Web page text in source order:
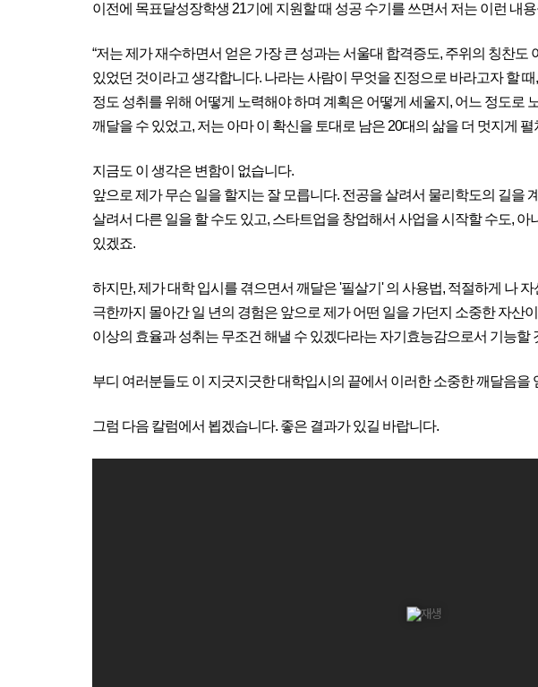
이전에 목표달성장학생 21기에 지원할 때 성공 수기를 쓰면서 저는 이런 내
“저는 제가 재수하면서 얻은 가장 큰 성과는 서울대 합격증도, 주위의 칭찬도
있었던 것이라고 생각합니다. 나라는 사람이 무엇을 진정으로 바라고자 할
정도 성취를 위해 어떻게 노력해야 하며 계획은 어떻게 세울지, 어느 정도로
깨달을 수 있었고, 저는 아마 이 확신을 토대로 남은 20대의 삶을 더 멋지게
지금도 이 생각은 변함이 없습니다.
앞으로 제가 무슨 일을 할지는 잘 모릅니다. 전공을 살려서 물리학도의 길을
살려서 다른 일을 할 수도 있고, 스타트업을 창업해서 사업을 시작할 수도,
있겠죠.
하지만, 제가 대학 입시를 겪으면서 깨달은 '필살기' 의 사용법, 적절하게 나
극한까지 몰아간 일 년의 경험은 앞으로 제가 어떤 일을 가던지 소중한 자산
이상의 효율과 성취는 무조건 해낼 수 있겠다라는 자기효능감으로서 기능할
부디 여러분들도 이 지긋지긋한 대학입시의 끝에서 이러한 소중한 깨달음을
그럼 다음 칼럼에서 뵙겠습니다. 좋은 결과가 있길 바랍니다.